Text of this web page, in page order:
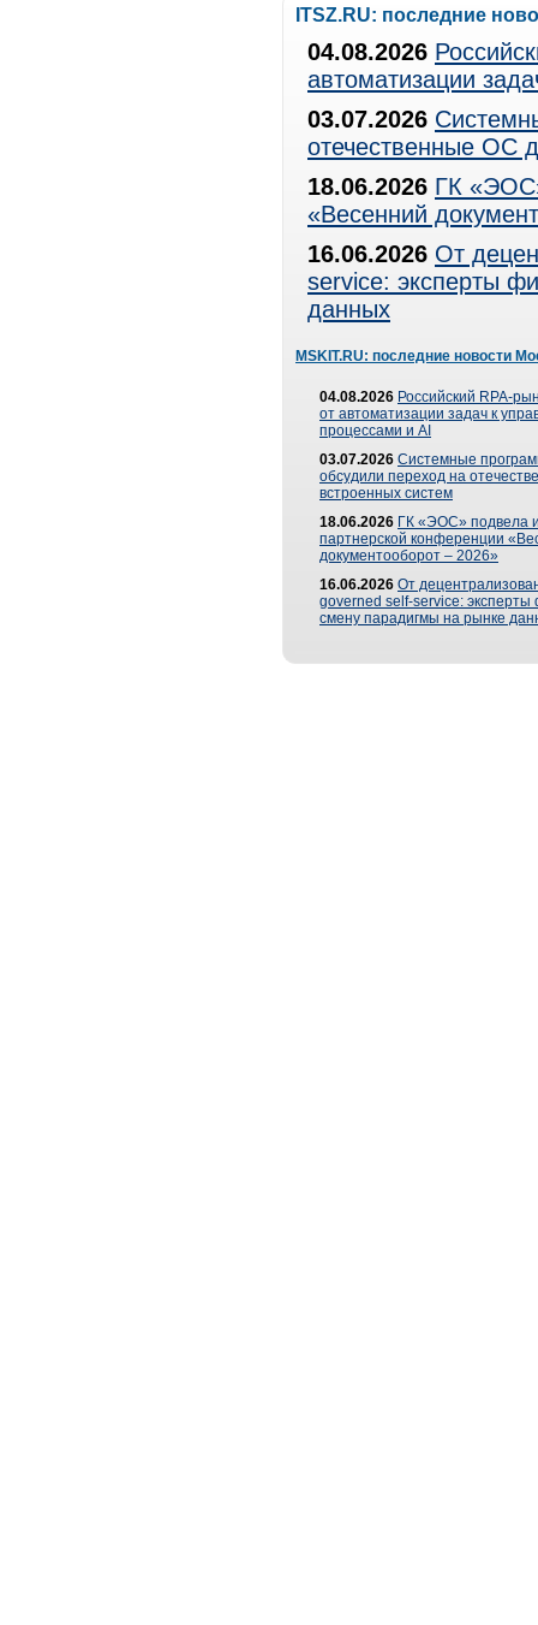
ITSZ.RU: последние
04.08.2026
автоматизации
03.07.2026
отечественные ОС
18.06.2026 ГК
«Весенний
16.06.2026 От
service: эксперты
данных
MSKIT.RU: последние новости
04.08.2026 Российский RPA-
от автоматизации задач к
процессами и AI
03.07.2026 Системные
обсудили переход на
встроенных систем
18.06.2026 ГК «ЭОС» подвела
партнерской конференции
документооборот – 2026»
16.06.2026 От
governed self-service: эксперты
смену парадигмы на рынке